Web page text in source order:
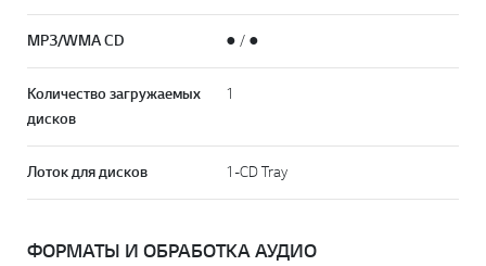
MP3/WMA CD ● / ●
Количество загружаемых
дисков
1
Лоток для дисков 1-CD Tray
ФОРМАТЫ И ОБРАБОТКА АУДИО